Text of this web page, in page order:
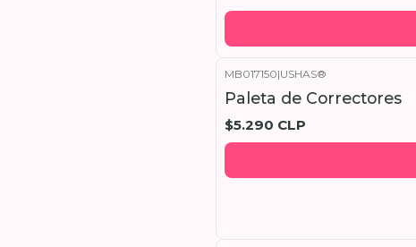
MB017150|USHAS®
Paleta de Correctores
$5.290 CLP